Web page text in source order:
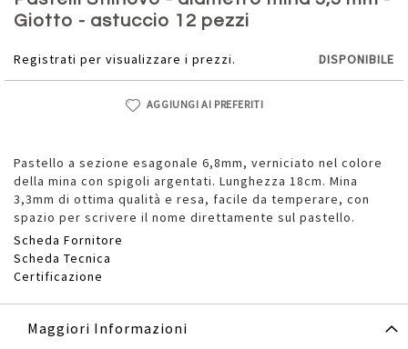
Giotto - astuccio 12 pezzi
Registrati per visualizzare i prezzi. DISPONIBILE
AGGIUNGI AI PREFERITI
Pastello a sezione esagonale 6,8mm, verniciato nel colore
della mina con spigoli argentati. Lunghezza 18cm. Mina
3,3mm di ottima qualità e resa, facile da temperare, con
spazio per scrivere il nome direttamente sul pastello.
Scheda Fornitore
Scheda Tecnica
Certificazione
della
galleria
immagini
Maggiori Informazioni